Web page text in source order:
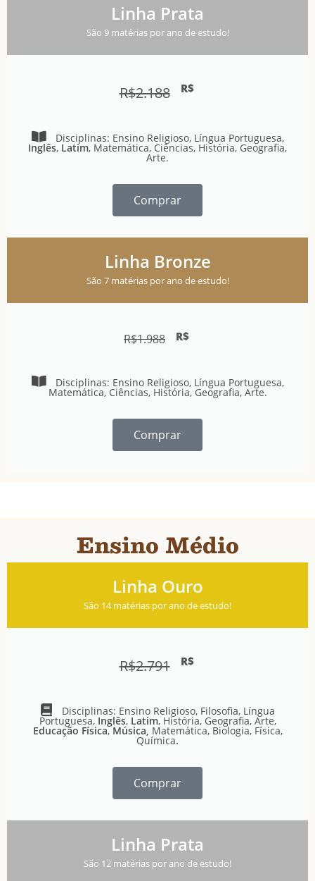
Linha Prata
São 9 matérias por ano de estudo!
R$2.188 R$
Disciplinas: Ensino Religioso, Língua Portuguesa,
Inglês, Latim, Matemática, Ciências, História, Geografia,
Arte.‎‎
Comprar
Linha Bronze
São 7 matérias por ano de estudo!
R$1.988 R$
Disciplinas: Ensino Religioso, Língua Portuguesa,
Matemática, Ciências, História, Geografia, Arte.
Comprar
Ensino Médio
Linha Ouro
São 14 matérias por ano de estudo!
R$2.791 R$
Disciplinas: Ensino Religioso, Filosofia, Língua
Portuguesa, Inglês, Latim, História, Geografia, Arte,
Educação Física,Música, Matemática, Biologia, Física,
Química.
Comprar
Linha Prata
São 12 matérias por ano de estudo!